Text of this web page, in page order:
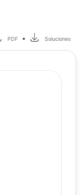
PDF • Soluciones